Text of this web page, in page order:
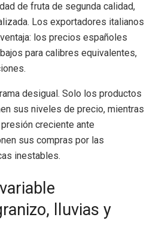
de fruta de segunda calidad,
Los exportadores italianos
los precios españoles
para calibres equivalentes,
desigual. Solo los productos
sus niveles de precio, mientras
creciente ante
sus compras por las
inestables.
lluvias y